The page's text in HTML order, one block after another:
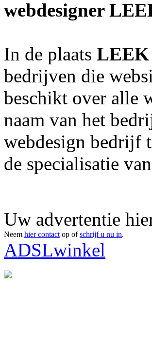
webdesigner
In de plaats LEEK
bedrijven die
beschikt over alle
naam van het
webdesign bedrijf
de specialisatie
Uw advertentie
Neem hier contact op ofschrijf u nu in.
ADSLwinkel